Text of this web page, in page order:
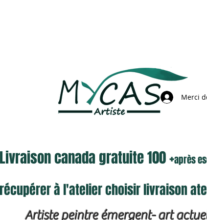
Merci
canada gratuite 100 +après
à l'atelier choisir livraison
Artiste peintre émergent- art